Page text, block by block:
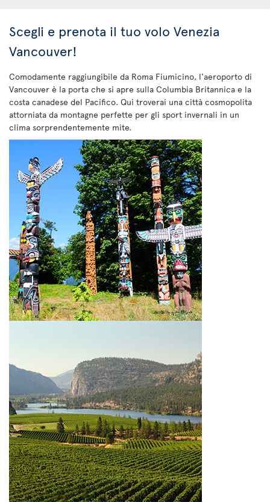
Scegli e prenota il tuo volo Venezia
Vancouver!
Comodamente raggiungibile da Roma Fiumicino, l'aeroporto di
Vancouver è la porta che si apre sulla Columbia Britannica e la
costa canadese del Pacifico. Qui troverai una città cosmopolita
attorniata da montagne perfette per gli sport invernali in un
clima sorprendentemente mite.